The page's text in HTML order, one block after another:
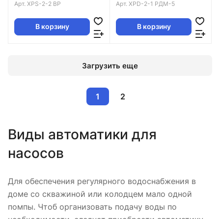
Арт. XPS-2-2 BP
В корзину
Арт. XPD-2-1 РДМ-5
В корзину
Загрузить еще
1 2
Виды автоматики для
насосов
Для обеспечения регулярного водоснабжения в
доме со скважиной или колодцем мало одной
помпы. Чтоб организовать подачу воды по